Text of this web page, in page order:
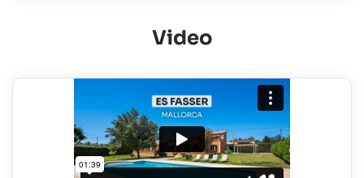
Video